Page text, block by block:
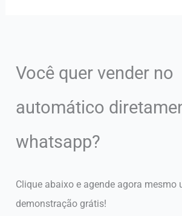
Você quer vender no
automático
whatsapp?
Clique abaixo e agende agora mesmo
demonstração grátis!